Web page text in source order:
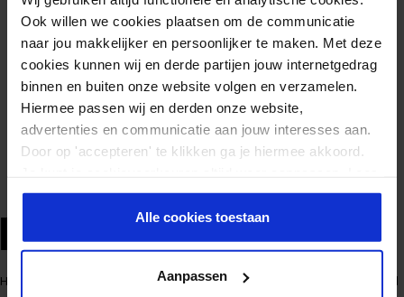
Ook willen we cookies plaatsen om de communicatie
naar jou makkelijker en persoonlijker te maken. Met deze
cookies kunnen wij en derde partijen jouw internetgedrag
binnen en buiten onze website volgen en verzamelen.
Hiermee passen wij en derden onze website,
advertenties en communicatie aan jouw interesses aan.
Door op 'accepteren' te klikken ga je hiermee akkoord.
er meer over in onsprivacy beleid.
Alle cookies toestaan
Aanpassen
PROGRESSIVE OVERLOAD
Het is van belang dat je bij iedere oefening progressive overload